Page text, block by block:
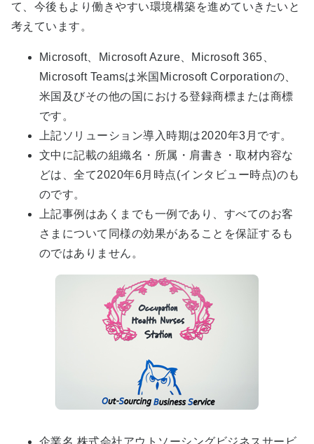
て、今後もより働きやすい環境構築を進めていきたいと
考えています。
Microsoft、Microsoft Azure、Microsoft 365、
Microsoft Teamsは米国Microsoft Corporationの、
米国及びその他の国における登録商標または商標
です。
上記ソリューション導入時期は2020年3月です。
文中に記載の組織名・所属・肩書き・取材内容な
どは、全て2020年6月時点(インタビュー時点)のも
のです。
上記事例はあくまでも一例であり、すべてのお客
さまについて同様の効果があることを保証するも
のではありません。